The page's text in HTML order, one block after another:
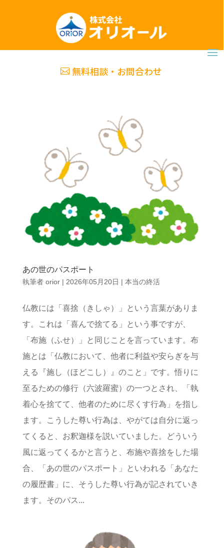
無料相談・お問合わせ
あの世のパスポート
執筆者 orior| 2026年05月20日 | 本当の終活
仏教には「喜捨（きしゃ）」という言葉がありま
す。これは「喜んで捨てる」という事ですが、
「布施（ふせ）」と同じことを言っています。布
施とは「仏教において、他者に利益や安らぎを与
える『施し（ほどこし）』のこと」です。悟りに
至るための修行（六波羅蜜）の一つとされ、「執
着心を捨てて、他者のために尽くす行為」を指し
ます。こうした尊い行為は、やがては自分に返っ
てくると、お釈迦様を説いていました。どういう
風に返ってくるかと言うと、布施や喜捨をした場
合、「あの世のパスポート」といわれる「あなた
の履歴書」に、そうした尊い行為が記されていき
ます。そのパス...